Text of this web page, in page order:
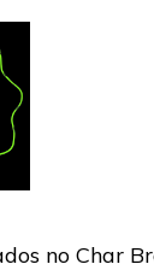
no Char